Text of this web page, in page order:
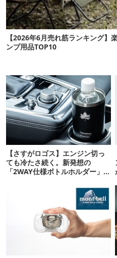
【2026年6月売れ筋ランキング】
ンプ用品TOP10
【さすがロゴス】エンジン切っ
ても冷たさ続く。新発想の
「2WAY仕様ボトルホルダー」が